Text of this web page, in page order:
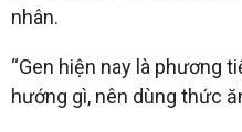
nhân.
“Gen hiện nay là phương
hướng gì, nên dùng thức